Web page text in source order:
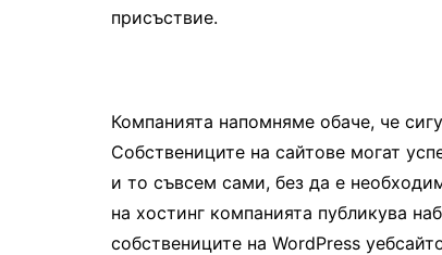
присъствие.
Компанията напомняме обаче, че
Собствениците на сайтове могат
и то съвсем сами, без да е
на хостинг компанията публикува
собствениците на WordPress